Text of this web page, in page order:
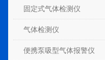
固定式气体检测仪
气体检测仪
便携泵吸型气体报警仪